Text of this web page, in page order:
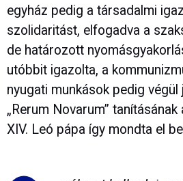
egyház pedig a társadalmi
szolidaritást, elfogadva a
de határozott
utóbbit igazolta, a
nyugati munkások pedig végül
„Rerum Novarum”
XIV. Leó pápa így mondta el